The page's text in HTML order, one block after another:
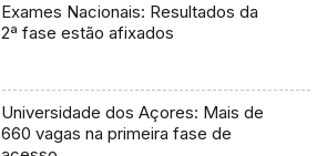
Exames Nacionais: Resultados da
2ª fase estão afixados
Universidade dos Açores: Mais de
660 vagas na primeira fase de